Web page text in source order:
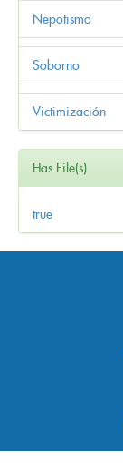
Nepotismo
Soborno
Victimización
Has File(s)
true